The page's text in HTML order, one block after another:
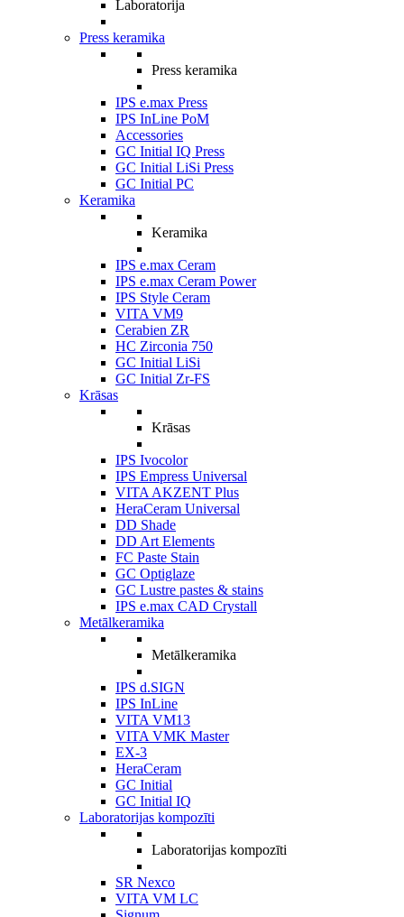
Laboratorija
Press keramika
Press keramika
IPS e.max Press
IPS InLine PoM
Accessories
GC Initial IQ Press
GC Initial LiSi Press
GC Initial PC
Keramika
Keramika
IPS e.max Ceram
IPS e.max Ceram Power
IPS Style Ceram
VITA VM9
Cerabien ZR
HC Zirconia 750
GC Initial LiSi
GC Initial Zr-FS
Krāsas
Krāsas
IPS Ivocolor
IPS Empress Universal
VITA AKZENT Plus
HeraCeram Universal
DD Shade
DD Art Elements
FC Paste Stain
GC Optiglaze
GC Lustre pastes & stains
IPS e.max CAD Crystall
Metālkeramika
Metālkeramika
IPS d.SIGN
IPS InLine
VITA VM13
VITA VMK Master
EX-3
HeraCeram
GC Initial
GC Initial IQ
Laboratorijas kompozīti
Laboratorijas kompozīti
SR Nexco
VITA VM LC